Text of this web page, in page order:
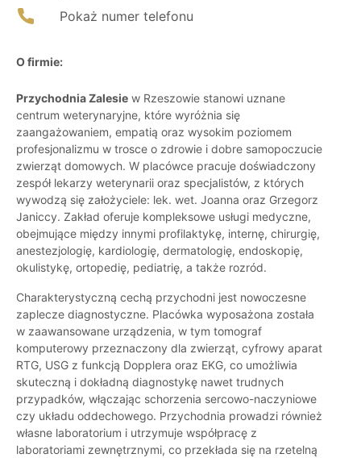
Pokaż numer telefonu
O firmie:
Przychodnia Zalesie w Rzeszowie stanowi uznane
centrum weterynaryjne, które wyróżnia się
zaangażowaniem, empatią oraz wysokim poziomem
profesjonalizmu w trosce o zdrowie i dobre samopoczucie
zwierząt domowych. W placówce pracuje doświadczony
zespół lekarzy weterynarii oraz specjalistów, z których
wywodzą się założyciele: lek. wet. Joanna oraz Grzegorz
Janiccy. Zakład oferuje kompleksowe usługi medyczne,
obejmujące między innymi profilaktykę, internę, chirurgię,
anestezjologię, kardiologię, dermatologię, endoskopię,
okulistykę, ortopedię, pediatrię, a także rozród.
Charakterystyczną cechą przychodni jest nowoczesne
zaplecze diagnostyczne. Placówka wyposażona została
w zaawansowane urządzenia, w tym tomograf
komputerowy przeznaczony dla zwierząt, cyfrowy aparat
RTG, USG z funkcją Dopplera oraz EKG, co umożliwia
skuteczną i dokładną diagnostykę nawet trudnych
przypadków, włączając schorzenia sercowo-naczyniowe
czy układu oddechowego. Przychodnia prowadzi również
własne laboratorium i utrzymuje współpracę z
laboratoriami zewnętrznymi, co przekłada się na rzetelną